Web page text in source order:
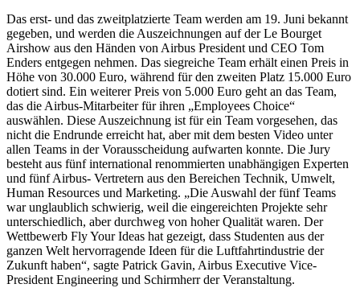
Das erst- und das zweitplatzierte Team werden am 19. Juni bekannt
gegeben, und werden die Auszeichnungen auf der Le Bourget
Airshow aus den Händen von Airbus President und CEO Tom
Enders entgegen nehmen. Das siegreiche Team erhält einen Preis in
Höhe von 30.000 Euro, während für den zweiten Platz 15.000 Euro
dotiert sind. Ein weiterer Preis von 5.000 Euro geht an das Team,
das die Airbus-Mitarbeiter für ihren „Employees Choice“
auswählen. Diese Auszeichnung ist für ein Team vorgesehen, das
nicht die Endrunde erreicht hat, aber mit dem besten Video unter
allen Teams in der Vorausscheidung aufwarten konnte. Die Jury
besteht aus fünf international renommierten unabhängigen Experten
und fünf Airbus- Vertretern aus den Bereichen Technik, Umwelt,
Human Resources und Marketing. „Die Auswahl der fünf Teams
war unglaublich schwierig, weil die eingereichten Projekte sehr
unterschiedlich, aber durchweg von hoher Qualität waren. Der
Wettbewerb Fly Your Ideas hat gezeigt, dass Studenten aus der
ganzen Welt hervorragende Ideen für die Luftfahrtindustrie der
Zukunft haben“, sagte Patrick Gavin, Airbus Executive Vice-
President Engineering und Schirmherr der Veranstaltung.